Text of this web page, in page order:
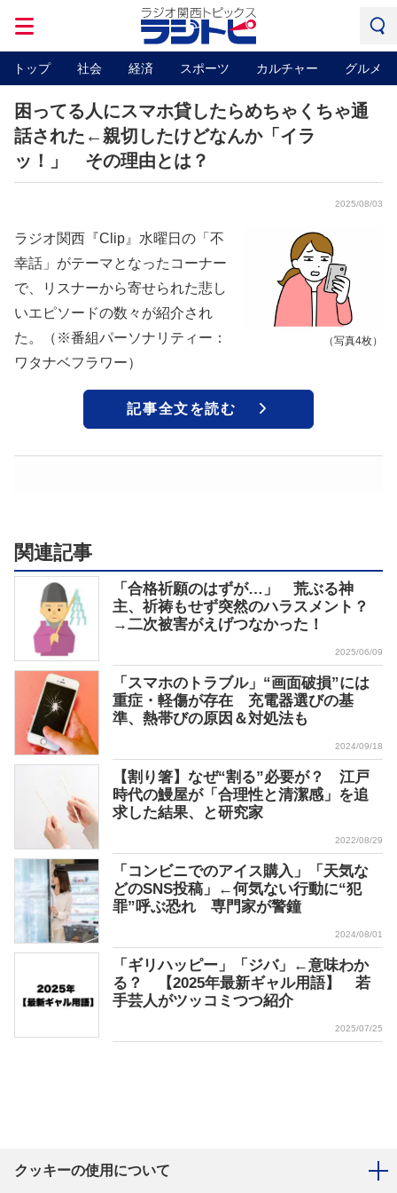
トップ 社会 経済 スポーツ カルチャー グルメ
困ってる人にスマホ貸したらめちゃくちゃ通
話された←親切したけどなんか「イラ
ッ！」 その理由とは？
2025/08/03
（写真4枚）
ラジオ関西『Clip』水曜日の「不
幸話」がテーマとなったコーナー
で、リスナーから寄せられた悲し
いエピソードの数々が紹介され
た。（※番組パーソナリティー：
ワタナベフラワー）
記事全文を読む
関連記事
「合格祈願のはずが…」 荒ぶる神
主、祈祷もせず突然のハラスメント？
→二次被害がえげつなかった！
2025/06/09
「スマホのトラブル」“画面破損”には
重症・軽傷が存在 充電器選びの基
準、熱帯びの原因＆対処法も
2024/09/18
【割り箸】なぜ“割る”必要が？ 江戸
時代の鰻屋が「合理性と清潔感」を追
求した結果、と研究家
2022/08/29
「コンビニでのアイス購入」「天気な
どのSNS投稿」←何気ない行動に“犯
罪”呼ぶ恐れ 専門家が警鐘
2024/08/01
「ギリハッピー」「ジバ」←意味わか
る？ 【2025年最新ギャル用語】 若
手芸人がツッコミつつ紹介
2025/07/25
クッキーの使用について